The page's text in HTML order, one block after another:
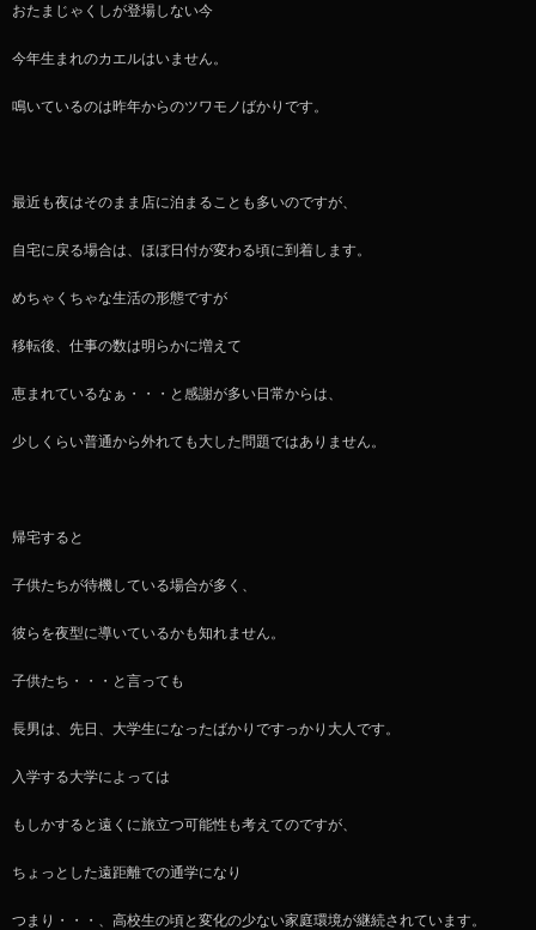
おたまじゃくしが登場しない今
今年生まれのカエルはいません。
鳴いているのは昨年からのツワモノばかりです。
最近も夜はそのまま店に泊まることも多いのですが、
自宅に戻る場合は、ほぼ日付が変わる頃に到着します。
めちゃくちゃな生活の形態ですが
移転後、仕事の数は明らかに増えて
恵まれているなぁ・・・と感謝が多い日常からは、
少しくらい普通から外れても大した問題ではありません。
帰宅すると
子供たちが待機している場合が多く、
彼らを夜型に導いているかも知れません。
子供たち・・・と言っても
長男は、先日、大学生になったばかりですっかり大人です。
入学する大学によっては
もしかすると遠くに旅立つ可能性も考えてのですが、
ちょっとした遠距離での通学になり
つまり・・・、高校生の頃と変化の少ない家庭環境が継続されています。